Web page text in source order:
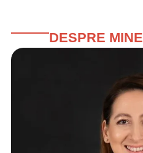
DESPRE MINE